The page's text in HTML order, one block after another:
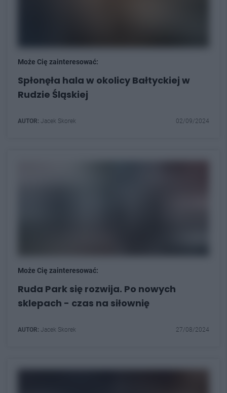
Może Cię zainteresować:
Spłonęła hala w okolicy Bałtyckiej w
Rudzie Śląskiej
AUTOR: Jacek Skorek 02/09/2024
Może Cię zainteresować:
Ruda Park się rozwija. Po nowych
sklepach - czas na siłownię
AUTOR: Jacek Skorek 27/08/2024